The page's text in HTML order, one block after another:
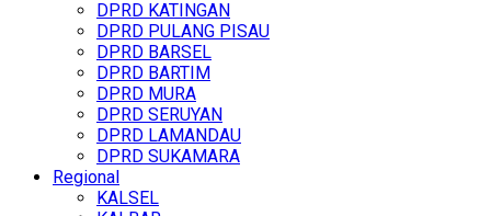
DPRD KATINGAN
DPRD PULANG PISAU
DPRD BARSEL
DPRD BARTIM
DPRD MURA
DPRD SERUYAN
DPRD LAMANDAU
DPRD SUKAMARA
Regional
KALSEL